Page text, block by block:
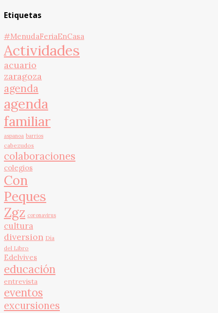
Etiquetas
#MenudaFeriaEnCasa
Actividades
acuario
zaragoza
agenda
agenda
familiar
aspanoa barrios
cabezudos
colaboraciones
colegios
Con
Peques
Zgz coronavirus
cultura
diversion Día
del Libro
Edelvives
educación
entrevista
eventos
excursiones